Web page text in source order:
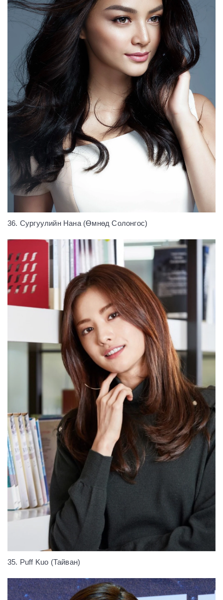
36. Сургуулийн Нана (Өмнөд Солонгос)
35. Puff Kuo (Тайван)